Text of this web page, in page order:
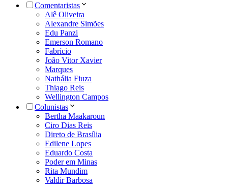
Comentaristas
Alê Oliveira
Alexandre Simões
Edu Panzi
Emerson Romano
Fabrício
João Vitor Xavier
Marques
Nathália Fiuza
Thiago Reis
Wellington Campos
Colunistas
Bertha Maakaroun
Ciro Dias Reis
Direto de Brasília
Edilene Lopes
Eduardo Costa
Poder em Minas
Rita Mundim
Valdir Barbosa